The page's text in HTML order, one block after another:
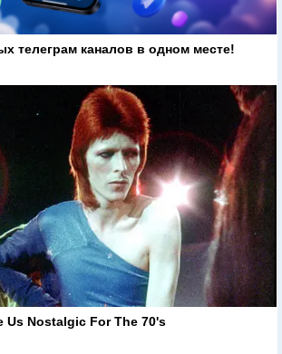
телеграм каналов в одном месте!
Us Nostalgic For The 70's